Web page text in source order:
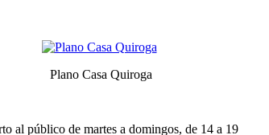
Plano Casa Quiroga